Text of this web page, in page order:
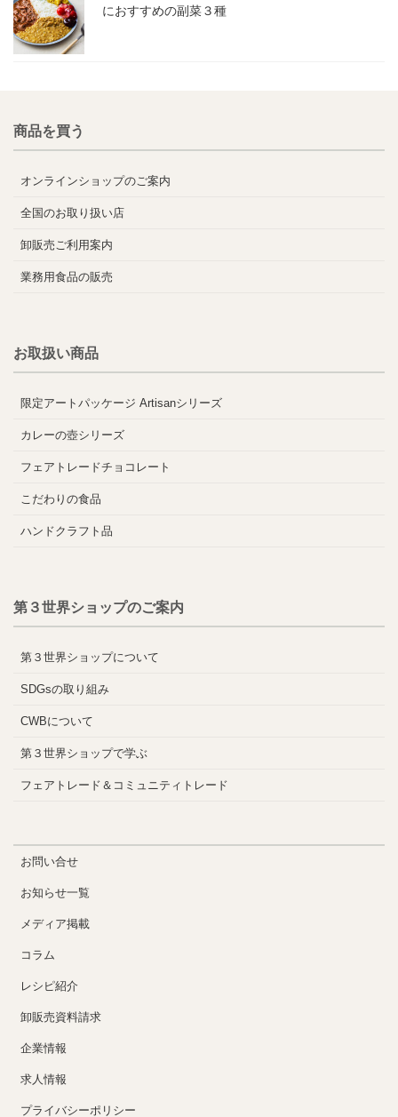
におすすめの副菜３種
商品を買う
オンラインショップのご案内
全国のお取り扱い店
卸販売ご利用案内
業務用食品の販売
お取扱い商品
限定アートパッケージ Artisanシリーズ
カレーの壺シリーズ
フェアトレードチョコレート
こだわりの食品
ハンドクラフト品
第３世界ショップのご案内
第３世界ショップについて
SDGsの取り組み
CWBについて
第３世界ショップで学ぶ
フェアトレード＆コミュニティトレード
お問い合せ
お知らせ一覧
メディア掲載
コラム
レシピ紹介
卸販売資料請求
企業情報
求人情報
プライバシーポリシー